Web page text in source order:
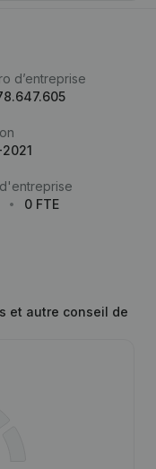
d’entreprise
0 FTE
et autre conseil de